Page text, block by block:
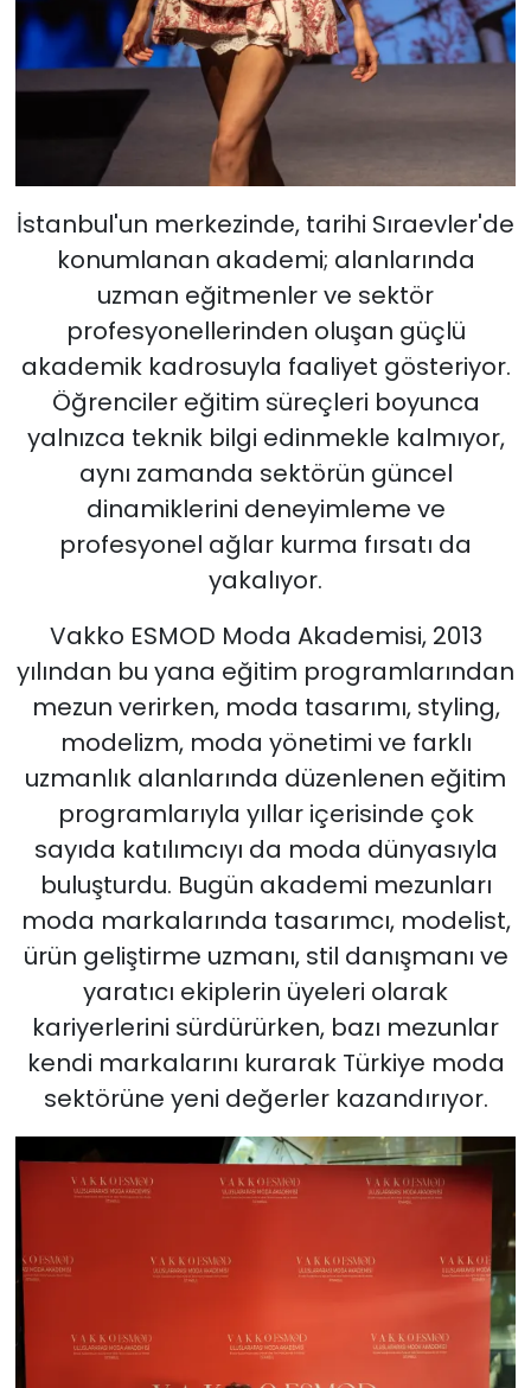
İstanbul'un merkezinde, tarihi Sıraevler'de
konumlanan akademi; alanlarında
uzman eğitmenler ve sektör
profesyonellerinden oluşan güçlü
akademik kadrosuyla faaliyet gösteriyor.
Öğrenciler eğitim süreçleri boyunca
yalnızca teknik bilgi edinmekle kalmıyor,
aynı zamanda sektörün güncel
dinamiklerini deneyimleme ve
profesyonel ağlar kurma fırsatı da
yakalıyor.
Vakko ESMOD Moda Akademisi, 2013
yılından bu yana eğitim programlarından
mezun verirken, moda tasarımı, styling,
modelizm, moda yönetimi ve farklı
uzmanlık alanlarında düzenlenen eğitim
programlarıyla yıllar içerisinde çok
sayıda katılımcıyı da moda dünyasıyla
buluşturdu. Bugün akademi mezunları
moda markalarında tasarımcı, modelist,
ürün geliştirme uzmanı, stil danışmanı ve
yaratıcı ekiplerin üyeleri olarak
kariyerlerini sürdürürken, bazı mezunlar
kendi markalarını kurarak Türkiye moda
sektörüne yeni değerler kazandırıyor.